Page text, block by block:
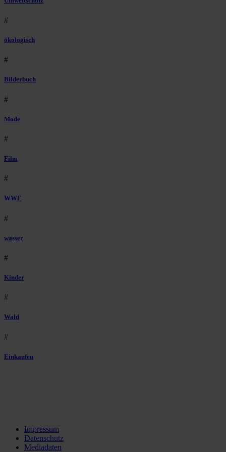
#
ökologisch
#
Bilderbuch
#
Mode
#
Film
#
WWF
#
wasser
#
Kinder
#
Wald
#
Einkaufen
Impressum
Datenschutz
Mediadaten